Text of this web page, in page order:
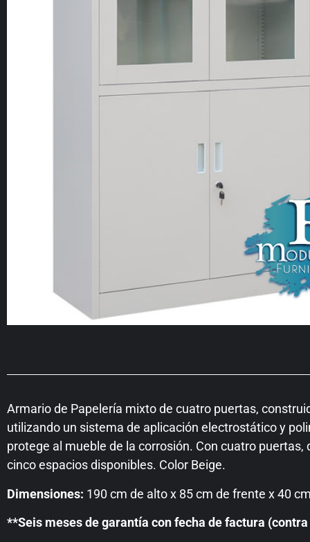
Armario de Papelería mixto de cuatro puertas,
utilizando un sistema de aplicación electrostático y
protege al mueble de la corrosión. Con cuatro
cinco espacios disponibles. Color Beige.
Dimensiones: 190 cm de alto x 85 cm de frente x 40
**Seis meses de garantía con fecha de factura